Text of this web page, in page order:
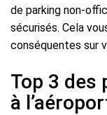
de parking non-
sécurisés. Cela
conséquentes sur
Top 3 des
à